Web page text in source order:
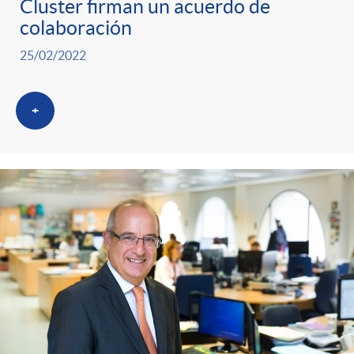
Cluster firman un acuerdo de
colaboración
25/02/2022
+